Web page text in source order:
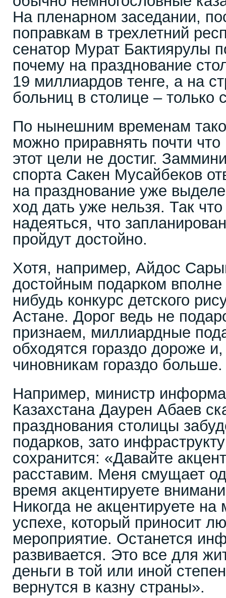
На пленарном заседании,
поправкам в трехлетний
сенатор Мурат Бактиярулы
почему на празднование
19 миллиардов тенге, а на
больниц в столице – только
По нынешним временам
можно приравнять почти что
этот цели не достиг.
спорта Сакен Мусайбеков
на празднование уже
ход дать уже нельзя. Так что
надеяться, что
пройдут достойно.
Хотя, например, Айдос
достойным подарком вполне
нибудь конкурс детского
Астане. Дорог ведь не
признаем, миллиардные
обходятся гораздо дороже
чиновникам гораздо больше.
Например, министр
Казахстана Даурен Абаев
празднования столицы
подарков, зато
сохранится: «Давайте
расставим. Меня смущает
время акцентируете
Никогда не акцентируете на
успехе, который приносит
мероприятие. Останется
развивается. Это все для
деньги в той или иной
вернутся в казну страны».